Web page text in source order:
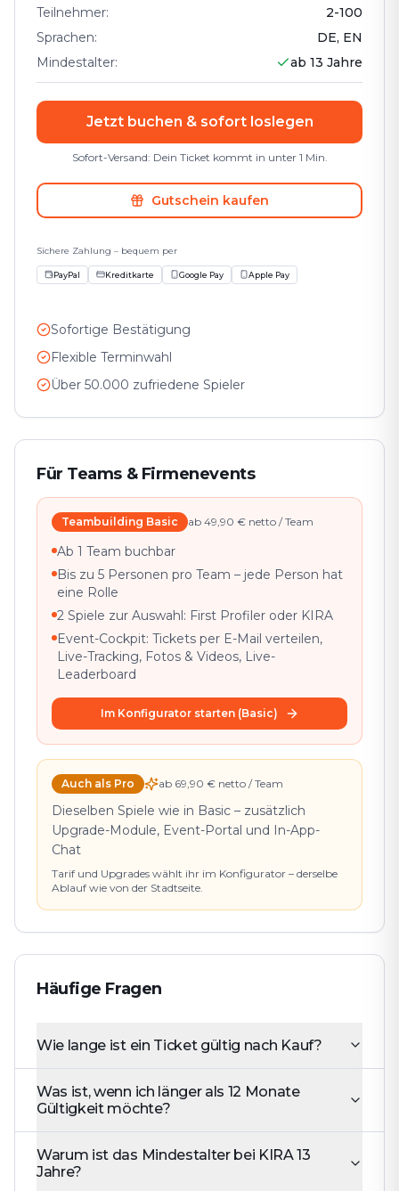
Teilnehmer: 2-100
Sprachen:
DE, EN
Mindestalter: ab 13 Jahre
Jetzt buchen & sofort loslegen
Sofort-Versand: Dein Ticket kommt in unter 1 Min.
Gutschein kaufen
Sichere Zahlung – bequem per
PayPal Kreditkarte Google Pay Apple Pay
Sofortige Bestätigung
Flexible Terminwahl
Über 50.000 zufriedene Spieler
Für Teams & Firmenevents
Teambuilding Basic ab 49,90 € netto / Team
Ab 1 Team buchbar
Bis zu 5 Personen pro Team – jede Person hat
eine Rolle
2 Spiele zur Auswahl: First Profiler oder KIRA
Event-Cockpit: Tickets per E-Mail verteilen,
Live-Tracking, Fotos & Videos, Live-
Leaderboard
Im Konfigurator starten (Basic)
Auch als Pro ab 69,90 € netto / Team
Dieselben Spiele wie in Basic – zusätzlich
Upgrade-Module, Event-Portal und In-App-
Chat
Tarif und Upgrades wählt ihr im Konfigurator – derselbe
Ablauf wie von der Stadtseite.
Häufige Fragen
Wie lange ist ein Ticket gültig nach Kauf?
Was ist, wenn ich länger als 12 Monate
Gültigkeit möchte?
Warum ist das Mindestalter bei KIRA 13
Jahre?